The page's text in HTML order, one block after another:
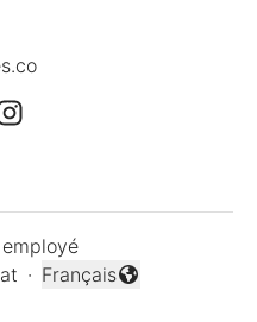
·
Changer la langue
Français